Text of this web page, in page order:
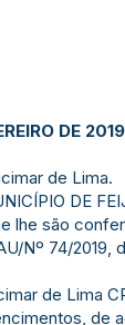
DE
de Lima.
DE
lhe são
Nº 74/2019,
de Lima
de